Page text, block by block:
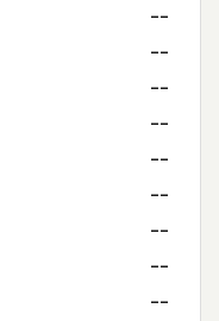
--
--
--
--
--
--
--
--
--